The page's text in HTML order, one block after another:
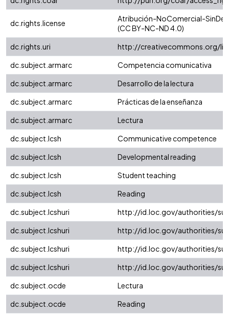
dc.rights.license
Atribución-NoComercial-
(CC BY-NC-ND 4.0)
dc.rights.uri
http://creativecommons.org/
dc.subject.armarc
Competencia comunicativa
dc.subject.armarc
Desarrollo de la lectura
dc.subject.armarc
Prácticas de la enseñanza
dc.subject.armarc
Lectura
dc.subject.lcsh
Communicative competence
dc.subject.lcsh
Developmental reading
dc.subject.lcsh
Student teaching
dc.subject.lcsh
Reading
dc.subject.lcshuri
http://id.loc.gov/authorities/
dc.subject.lcshuri
http://id.loc.gov/authorities/
dc.subject.lcshuri
http://id.loc.gov/authorities/
dc.subject.lcshuri
http://id.loc.gov/authorities/
dc.subject.ocde
Lectura
dc.subject.ocde
Reading